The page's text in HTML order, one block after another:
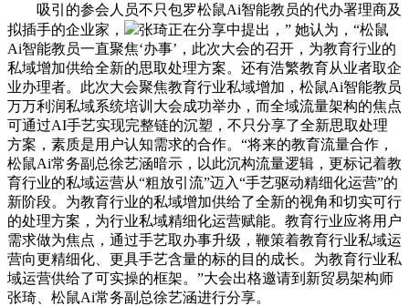
吸引的参会人员不只包罗松鼠Ai智能教员的代办署理商及
拟插手的企业家，
张琦正在分享中提出，” 她认为，“松鼠
Ai智能教员一直聚焦‘办事’，此次大会的召开，为教育行业的
私域增加供给全新的思取处理方案。还有浩繁教育从业者取企
业办理者。此次大会聚焦教育行业私域增加，松鼠Ai智能教员
万万利润私域系统培训大会成功举办，而全域流量架构的焦点
可通过AI手艺实现完整链的沉塑，不只分享了全新思取处理
方案，素质是用户认知需求的合作。“将来的教育流量合作，
松鼠Ai常务副总徐艺涵暗示，以此沉构流量逻辑，更标记着教
育行业的私域运营从“粗放引流”迈入“手艺驱动精细化运营”的
新阶段。为教育行业的私域增加供给了全新的视角和切实可行
的处理方案，为行业私域精细化运营赋能。教育行业应将用户
需求做为焦点，通过手艺取办事升级，鞭策着教育行业私域运
营向更精细化、更具手艺含量的标的目的成长。为教育行业私
域运营供给了可实操的框架。”大会出格邀请到新贸易架构师
张琦、松鼠Ai常务副总徐艺涵进行分享。